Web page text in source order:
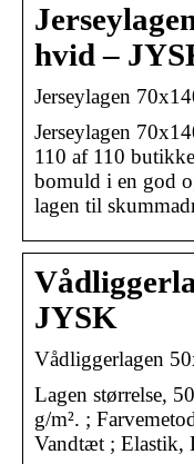
hvid –
Jerseylagen
Jerseylagen
110 af 110
bomuld i en god
lagen til
JYSK
Vådliggerlagen
Lagen størrelse,
g/m². ;
Vandtæt ; Elastik,